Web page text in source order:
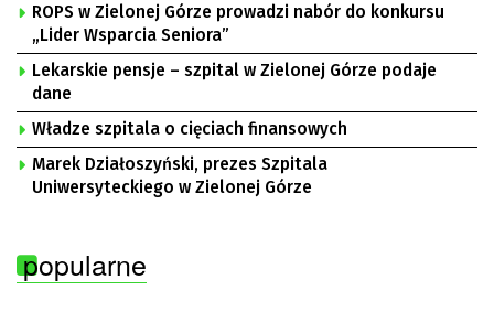
ROPS w Zielonej Górze prowadzi nabór do konkursu
„Lider Wsparcia Seniora”
Lekarskie pensje – szpital w Zielonej Górze podaje
dane
Władze szpitala o cięciach finansowych
Marek Działoszyński, prezes Szpitala
Uniwersyteckiego w Zielonej Górze
popularne